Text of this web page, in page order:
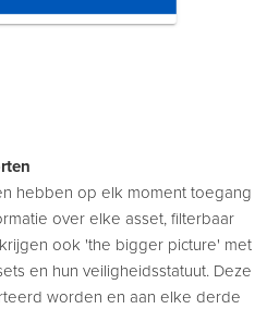
hebben op elk moment toegang
over elke asset, filterbaar
ook 'the bigger picture' met
en hun veiligheidsstatuut. Deze
worden en aan elke derde